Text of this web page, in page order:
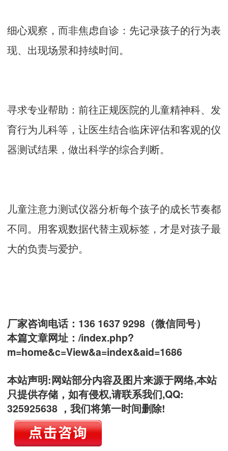
细心观察，而非焦虑自诊：先记录孩子的行为表
现、出现场景和持续时间。
寻求专业帮助：前往正规医院的儿童精神科、发
育行为儿科等，让医生结合临床评估和客观的仪
器测试结果，做出科学的综合判断。
儿童注意力测试仪器分析每个孩子的成长节奏都
不同。用客观数据代替主观标签，才是对孩子最
大的负责与爱护。
厂家咨询电话：136 1637 9298（微信同号）
本篇文章网址： /index.php?
m=home&c=View&a=index&aid=1686
本站声明:网站部分内容及图片来源于网络,本站
只提供存储，如有侵权,请联系我们,QQ:
325925638 ，我们将第一时间删除!